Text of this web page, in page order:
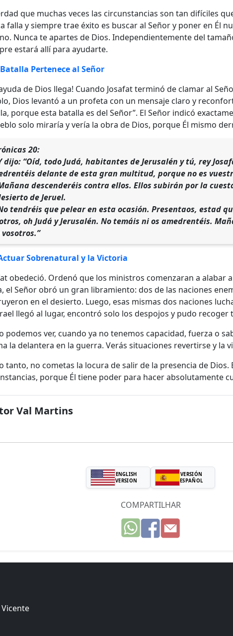
que muchas veces las circunstancias son tan difíciles
falla y siempre trae éxito es buscar al Señor y poner en Él
Nunca te apartes de Dios. Independientemente del
estará allí para ayudarte.
Pertenece al Señor
ayuda de Dios llega! Cuando Josafat terminó de clamar al
Dios levantó a un profeta con un mensaje claro y
porque esta batalla es del Señor”. El Señor indicó
solo miraría y vería la obra de Dios, porque Él mismo
20:
dijo: “Oíd, todo Judá, habitantes de Jerusalén y tú, rey
delante de esta gran multitud, porque no es
descenderéis contra ellos. Ellos subirán por la
de Jeruel.
tendréis que pelear en esta ocasión. Presentaos, estad
oh Judá y Jerusalén. No temáis ni os amedrentéis.
vosotros.”
Sobrenatural y la Victoria
obedeció. Ordenó que los ministros comenzaran a alabar
el Señor obró un gran libramiento: dos de las naciones
en el desierto. Luego, esas mismas dos naciones
llegó al lugar, encontró solo los despojos y pudo
podemos ver, cuando ya no tenemos capacidad, fuerza o
la delantera en la guerra. Verás situaciones revertirse y la
tanto, no cometas la locura de salir de la presencia de Dios.
porque Él tiene poder para hacer absolutamente
Val Martins
ENGLISH
VERSION
VERSIÓN
ESPAÑOL
COMPARTILHAR